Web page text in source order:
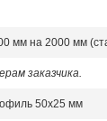
мм на 2000 мм
заказчика.
50x25 мм